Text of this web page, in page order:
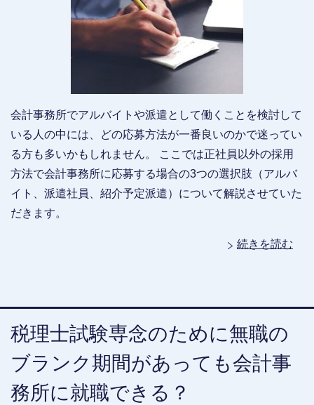
会計事務所でアルバイトや派遣として働くことを検討して
いる人の中には、どの応募方法が一番良いのかで迷ってい
る方も多いかもしれません。 ここでは正社員以外の採用
方法で会計事務所に応募する場合の3つの選択肢（アルバ
イト、派遣社員、紹介予定派遣）について解説させていた
だきます。
続きを読む
税理士試験専念のために無職の
ブランク期間があっても会計事
務所に就職できる？